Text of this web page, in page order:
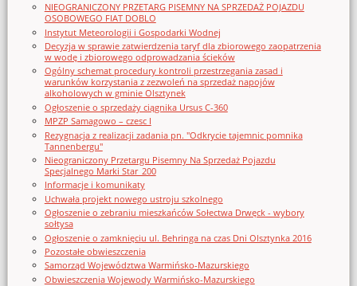
NIEOGRANICZONY PRZETARG PISEMNY NA SPRZEDAŻ POJAZDU
OSOBOWEGO FIAT DOBLO
Instytut Meteorologii i Gospodarki Wodnej
Decyzja w sprawie zatwierdzenia taryf dla zbiorowego zaopatrzenia
w wodę i zbiorowego odprowadzania ścieków
Ogólny schemat procedury kontroli przestrzegania zasad i
warunków korzystania z zezwoleń na sprzedaż napojów
alkoholowych w gminie Olsztynek
Ogłoszenie o sprzedaży ciągnika Ursus C-360
MPZP Samagowo – czesc I
Rezygnacja z realizacji zadania pn. "Odkrycie tajemnic pomnika
Tannenbergu"
Nieograniczony Przetargu Pisemny Na Sprzedaż Pojazdu
Specjalnego Marki Star_200
Informacje i komunikaty
Uchwała projekt nowego ustroju szkolnego
Ogłoszenie o zebraniu mieszkańców Sołectwa Drwęck - wybory
sołtysa
Ogłoszenie o zamknięciu ul. Behringa na czas Dni Olsztynka 2016
Pozostałe obwieszczenia
Samorząd Województwa Warmińsko-Mazurskiego
Obwieszczenia Wojewody Warmińsko-Mazurskiego